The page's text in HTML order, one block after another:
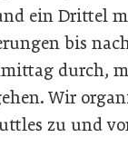
ein Drittel
bis
durch,
Wir
zu und